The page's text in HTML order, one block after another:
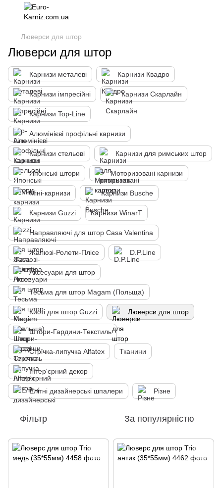
Люверси для штор
Люверси для штор
Карнизи металеві Карнизи Квадро
Карнизи імпресійні Карнизи Скарлайн
Карнизи Top-Line
Алюмінієві профільні карнизи
Карнизи стельові Карнизи для римських штор
Японські штори Моторизовані карнизи
Міні-карнизи Карнизи Busche
Карнизи Guzzi Карнизи WinarT
Направляючі для штор Casa Valentina
Жалюзі-Ролети-Плісе D.P.Line
Аксесуари для штор
Тесьма для штор Magam (Польща)
Кисті для штор Guzzi Люверси для штор
Штори-Гардини-Текстиль
Стрічка-липучка Alfatex Тканини
Інтер'єрний декор
Елітні дизайнерські шпалери Різне
Фільтр За популярністю